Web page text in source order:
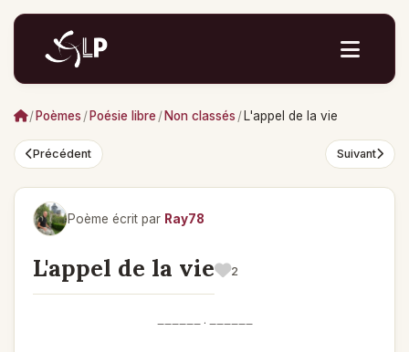
/ Poèmes / Poésie libre/ Non classés / L'appel de la vie
Précédent Suivant
Poème écrit par Ray78
L'appel de la vie 2
______ . ______